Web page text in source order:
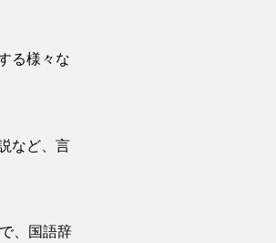
る様々な
など、言
、国語辞